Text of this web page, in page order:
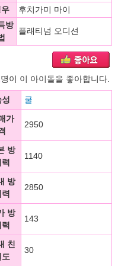
후치가미 마이
방
플래티넘 오디션
명이 이 아이돌을 좋아합니다.
성 쿨
가
2950
방
1140
방
2850
방
143
친
도
30